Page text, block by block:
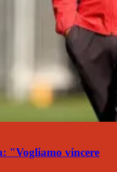
"Vogliamo vincere